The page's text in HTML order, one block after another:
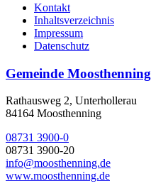
Kontakt
Inhaltsverzeichnis
Impressum
Datenschutz
Gemeinde Moosthenning
Rathausweg 2, Unterhollerau
84164 Moosthenning
08731 3900-0
08731 3900-20
info@moosthenning.de
www.moosthenning.de